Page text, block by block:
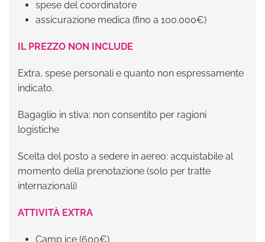
spese del coordinatore
assicurazione medica (fino a 100.000€)
IL PREZZO NON INCLUDE
Extra, spese personali e quanto non espressamente
indicato.
Bagaglio in stiva: non consentito per ragioni
logistiche
Scelta del posto a sedere in aereo: acquistabile al
momento della prenotazione (solo per tratte
internazionali)
ATTIVITÀ EXTRA
Camp ice (600€)